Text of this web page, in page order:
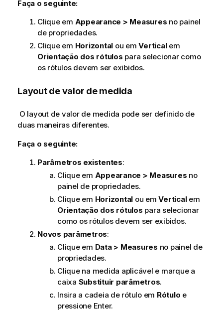
Faça o seguinte:
Clique em Appearance > Measures no painel
de propriedades.
Clique em Horizontal ou emVerticalem
Orientação dos rótulos para selecionar como
os rótulos devem ser exibidos.
Layout de valor de medida
O layout de valor de medida pode ser definido de
duas maneiras diferentes.
Faça o seguinte:
Parâmetros existentes:
Clique em Appearance > Measures no
painel de propriedades.
Clique em Horizontal ou emVerticalem
Orientação dos rótulos para selecionar
como os rótulos devem ser exibidos.
Novos parâmetros:
Clique em Data > Measures no painel de
propriedades.
Clique na medida aplicável e marque a
caixa Substituir parâmetros.
Insira a cadeia de rótulo em Rótulo e
pressione Enter.